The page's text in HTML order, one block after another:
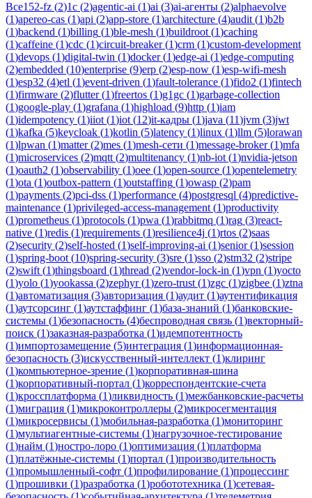
Все152-fz (2)1c (2)agentic-ai (1)ai (3)ai-агенты (2)alphaevolve
(1)apereo-cas (1)api (2)app-store (1)architecture (4)audit (1)b2b
(1)backend (1)billing (1)ble-mesh (1)buildroot (1)caching
(1)caffeine (1)cdc (1)circuit-breaker(1)crm (1)custom-development
(1)devops (1)digital-twin (1)docker(1)edge-ai (1)edge-computing
(2)embedded (10)enterprise (9)erp (2)esp-now (1)esp-wifi-mesh
(1)esp32 (4)etl (1)event-driven (1)fault-tolerance (1)fido2 (1)fintech
(1)firmware (2)flutter(1)freertos (1)g1gc (1)garbage-collection
(1)google-play (1)grafana (1)highload (9)http (1)iam
(1)idempotency (1)iiot (1)iot (12)it-кадры (1)java (11)jvm (3)jwt
(1)kafka (5)keycloak (1)kotlin (5)latency (1)linux (1)llm (5)lorawan
(1)lpwan (1)matter(2)mes (1)mesh-сети (1)message-broker(1)mfa
(1)microservices (2)mqtt (2)multitenancy (1)nb-iot (1)nvidia-jetson
(1)oauth2 (1)observability (1)oee (1)open-source (1)opentelemetry
(1)ota (1)outbox-pattern (1)outstaffing (1)owasp (2)pam
(1)payments (2)pci-dss (1)performance (4)postgresql (4)predictive-
maintenance (1)privileged-access-management (1)productivity
(1)prometheus (1)protocols (1)pwa (1)rabbitmq (1)rag (3)react-
native (1)redis (1)requirements (1)resilience4j (1)rtos (2)saas
(2)security (2)self-hosted (1)self-improving-ai (1)senior(1)session
(1)spring-boot (10)spring-security (3)sre (1)sso (2)stm32 (2)stripe
(2)swift (1)thingsboard (1)thread (2)vendor-lock-in (1)vpn (1)yocto
(1)yolo (1)yookassa (2)zephyr(1)zero-trust (1)zgc (1)zigbee (1)ztna
(1)автоматизация (3)авторизация (1)аудит (1)аутентификация
(1)аутсорсинг (1)аутстаффинг (1)база-знаний (1)банковские-
системы (1)безопасность (4)беспроводная связь (1)векторный-
поиск (1)заказная-разработка (1)идемпотентность
(1)импортозамещение (5)интеграция (1)информационная-
безопасность (3)искусственный-интеллект (1)клиринг
(1)компьютерное-зрение (1)корпоративная-шина
(1)корпоративный-портал (1)корреспондентские-счета
(1)кроссплатформа (1)ликвидность (1)межбанковские-расчеты
(1)миграция (1)микроконтроллеры (2)микросегментация
(1)микросервисы (1)мобильная-разработка (1)мониторинг
(1)мультиагентные-системы (1)нагрузочное-тестирование
(1)найм (1)ностро-лоро (1)оптимизация (1)платформа
(1)платёжные-системы (1)портал (1)производительность
(1)промышленный-софт (1)профилирование (1)процессинг
(1)прошивки (1)разработка (1)робототехника (1)сетевая-